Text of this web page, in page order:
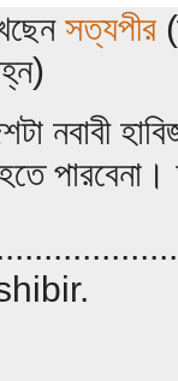
সত্যপীর
নবাবী